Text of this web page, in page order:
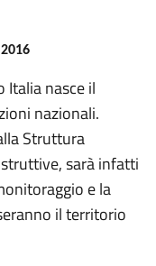
Italia nasce il
nazionali.
Struttura
sarà infatti
e la
il territorio